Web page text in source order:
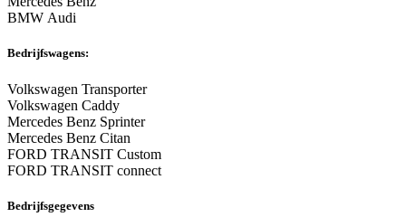
BMW Audi
Bedrijfswagens:
Volkswagen Transporter
Volkswagen Caddy
Mercedes Benz Sprinter
Mercedes Benz Citan
FORD TRANSIT Custom
FORD TRANSIT connect
Bedrijfsgegevens